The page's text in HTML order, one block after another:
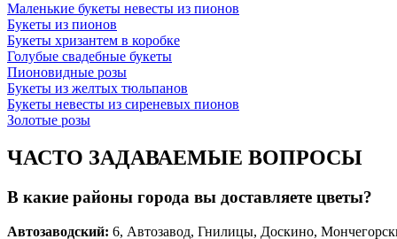
Маленькие букеты невесты из пионов
Букеты из пионов
Букеты хризантем в коробке
Голубые свадебные букеты
Пионовидные розы
Букеты из желтых тюльпанов
Букеты невесты из сиреневых пионов
Золотые розы
ЧАСТО ЗАДАВАЕМЫЕ ВОПРОСЫ
В какие районы города вы доставляете цветы?
Автозаводский: 6, Автозавод, Гнилицы, Доскино,